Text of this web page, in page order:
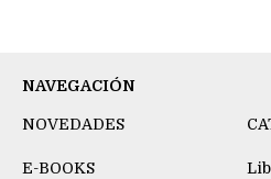
NAVEGACIÓN
NOVEDADES
E-BOOKS